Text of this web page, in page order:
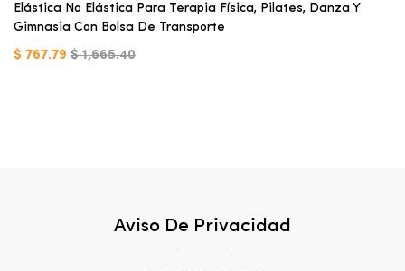
Elástica No Elástica Para Terapia Física, Pilates, Danza Y
Gimnasia Con Bolsa De Transporte
$ 767.79 $ 1,665.40
Aviso De Privacidad